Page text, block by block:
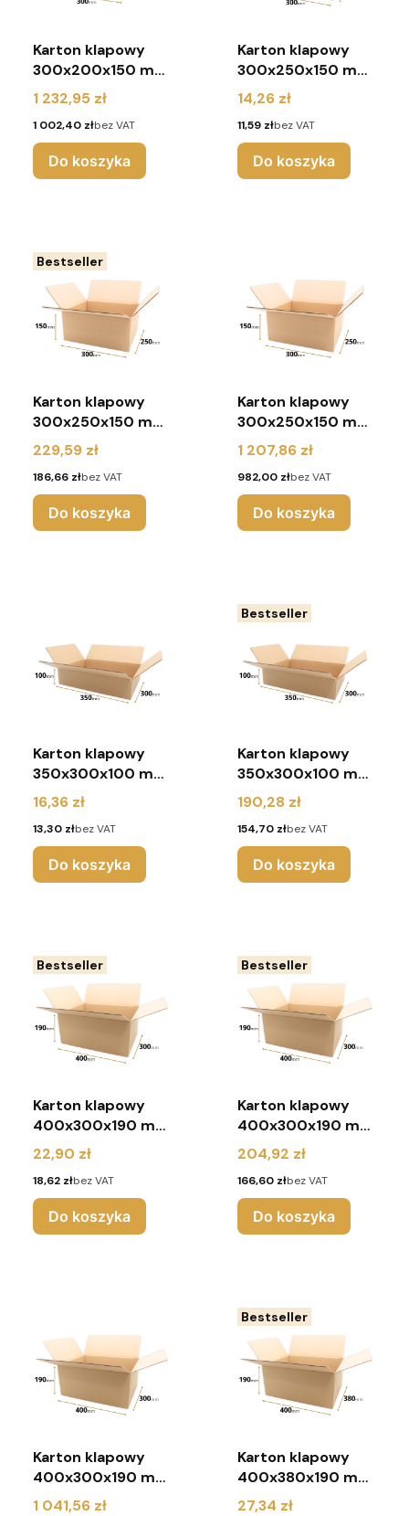
Karton klapowy
300x200x150 mm
(paleta 1320
sztuk)
Cena
1 232,95 zł
Cena
1 002,40 złbez VAT
Do koszyka
Karton klapowy
300x250x150 mm
(pakiet 10 sztuk)
Cena
14,26 zł
Cena
11,59 złbez VAT
Do koszyka
Bestseller
Karton klapowy
300x250x150 mm
(pakiet 180 sztuk)
Cena
229,59 zł
Cena
186,66 złbez VAT
Do koszyka
Karton klapowy
300x250x150 mm
(paleta 1200
sztuk)
Cena
1 207,86 zł
Cena
982,00 złbez VAT
Do koszyka
Karton klapowy
350x300x100 mm
(pakiet 10 sztuk)
Cena
16,36 zł
Cena
13,30 złbez VAT
Do koszyka
Bestseller
Karton klapowy
350x300x100 mm
(pakiet 130 sztuk)
Cena
190,28 zł
Cena
154,70 złbez VAT
Do koszyka
Bestseller
Karton klapowy
400x300x190 mm
(pakiet 10 sztuk)
Cena
22,90 zł
Cena
18,62 złbez VAT
Do koszyka
Bestseller
Karton klapowy
400x300x190 mm
(pakiet 100 sztuk)
Cena
204,92 zł
Cena
166,60 złbez VAT
Do koszyka
Karton klapowy
400x300x190 mm
(paleta 660 sztuk)
Cena
1 041,56 zł
Bestseller
Karton klapowy
400x380x190 mm
(pakiet 10 sztuk)
Cena
27,34 zł